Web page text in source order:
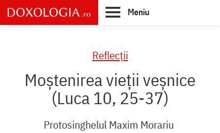
Skip
to
main
Meniu
Reflecții
Moștenirea vieții veșnice
(Luca 10, 25-37)
Protosinghelul Maxim Morariu